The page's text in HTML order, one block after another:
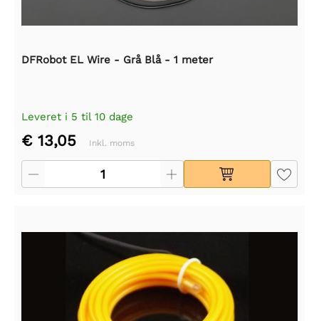
DFRobot EL Wire - Grå Blå - 1 meter
Leveret i 5 til 10 dage
€ 13,05 Inkl. moms